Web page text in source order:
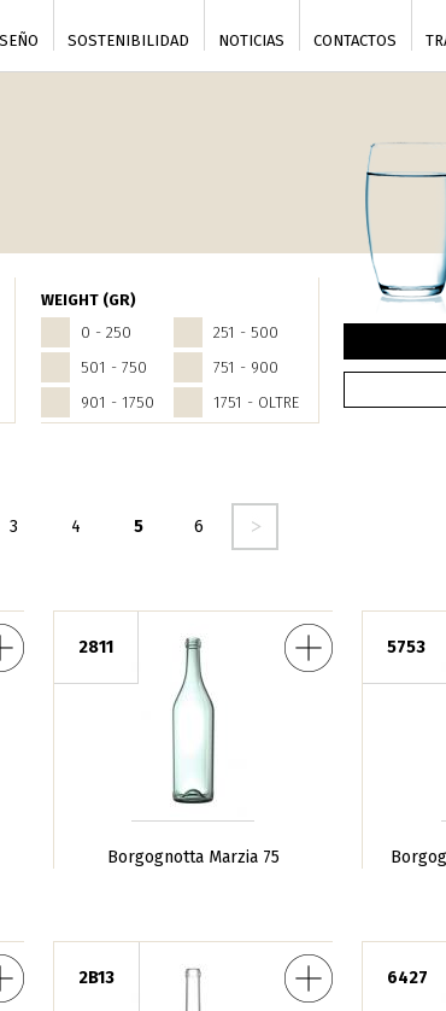
SOSTENIBILIDAD NOTICIAS CONTACTOS
WEIGHT (GR)
0 - 250
251 - 500
501 - 750
751 - 900
901 - 1750
1751 - OLTRE
3 4 5 6
seguente ›
2811
Borgognotta Marzia 75
Marzia 75
5753
Borgognotta Antica
2B13
Nobile 300
6427
Borgognotta Judrio